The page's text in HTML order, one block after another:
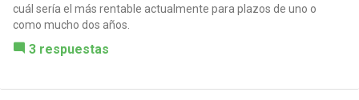
cuál sería el más rentable actualmente para plazos de uno o
como mucho dos años.
3 respuestas